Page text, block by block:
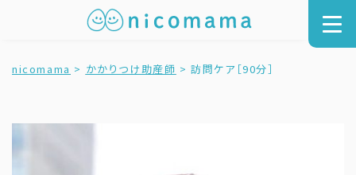
nicomama > かかりつけ助産師 >訪問ケア［90分］